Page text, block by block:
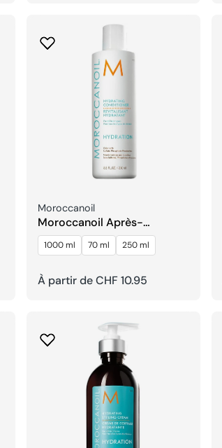
Fournisseur:
Moroccanoil
Moroccanoil Après-
shampooing Hydratant
1000 ml 70 ml 250 ml
Prix
À partir de CHF 10.95